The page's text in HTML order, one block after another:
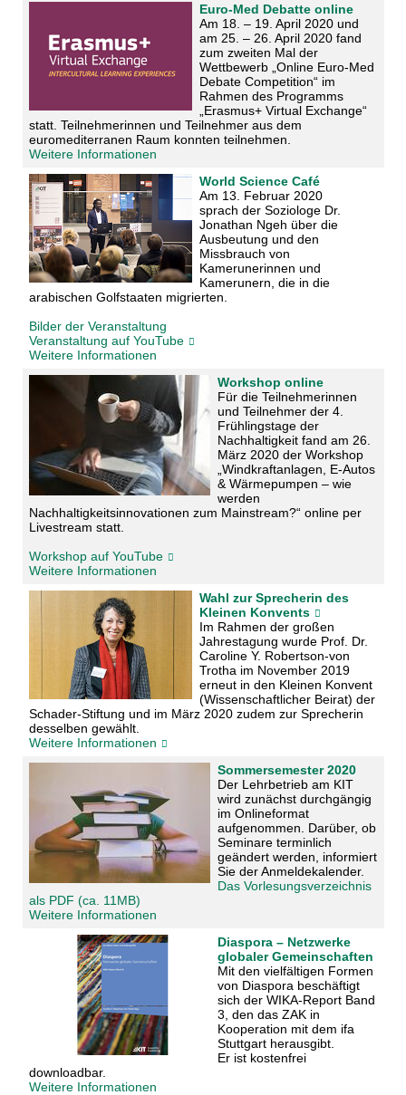
Euro-Med Debatte online
Am 18. – 19. April 2020 und
am 25. – 26. April 2020 fand
zum zweiten Mal der
Wettbewerb „Online Euro-Med
Debate Competition“ im
Rahmen des Programms
„Erasmus+ Virtual Exchange“
statt. Teilnehmerinnen und Teilnehmer aus dem
euromediterranen Raum konnten teilnehmen.
Weitere Informationen
World Science Café
Am 13. Februar 2020
sprach der Soziologe Dr.
Jonathan Ngeh über die
Ausbeutung und den
Missbrauch von
Kamerunerinnen und
Kamerunern, die in die
arabischen Golfstaaten migrierten.
Bilder der Veranstaltung
Veranstaltung auf YouTube
Weitere Informationen
Workshop online
Für die Teilnehmerinnen
und Teilnehmer der 4.
Frühlingstage der
Nachhaltigkeit fand am 26.
März 2020 der Workshop
„Windkraftanlagen, E-Autos
& Wärmepumpen – wie
werden
Nachhaltigkeitsinnovationen zum Mainstream?“ online per
Livestream statt.
Workshop auf YouTube
Weitere Informationen
Wahl zur Sprecherin des
Kleinen Konvents
Im Rahmen der großen
Jahrestagung wurde Prof. Dr.
Caroline Y. Robertson-von
Trotha im November 2019
erneut in den Kleinen Konvent
(Wissenschaftlicher Beirat) der
Schader-Stiftung und im März 2020 zudem zur Sprecherin
desselben gewählt.
Weitere Informationen
Sommersemester 2020
Der Lehrbetrieb am KIT
wird zunächst durchgängig
im Onlineformat
aufgenommen. Darüber, ob
Seminare terminlich
geändert werden, informiert
Sie der Anmeldekalender.
Das Vorlesungsverzeichnis
als PDF (ca. 11MB)
Weitere Informationen
Diaspora – Netzwerke
globaler Gemeinschaften
Mit den vielfältigen Formen
von Diaspora beschäftigt
sich der WIKA-Report Band
3, den das ZAK in
Kooperation mit dem ifa
Stuttgart herausgibt.
Er ist kostenfrei
downloadbar.
Weitere Informationen